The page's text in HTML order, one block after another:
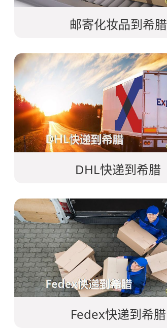
邮寄化妆品到希腊
DHL快递到希腊
Fedex快递到希腊